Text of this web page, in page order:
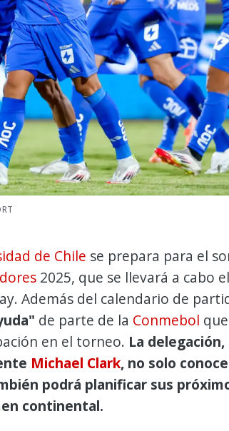
de Chile se prepara para el
2025, que se llevará a cabo
Además del calendario de
de parte de la Conmebol
en el torneo. La
Michael Clark, no solo
podrá planificar sus
continental.